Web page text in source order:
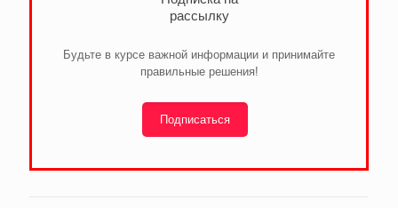
рассылку
Будьте в курсе важной информации и принимайте
правильные решения!
Подписаться